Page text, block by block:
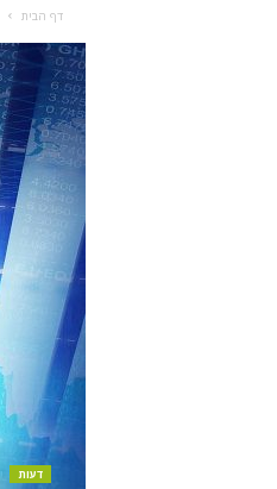
דף הבית
דעות